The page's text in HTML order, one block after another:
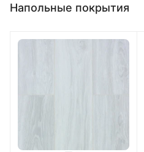
Напольные покрытия